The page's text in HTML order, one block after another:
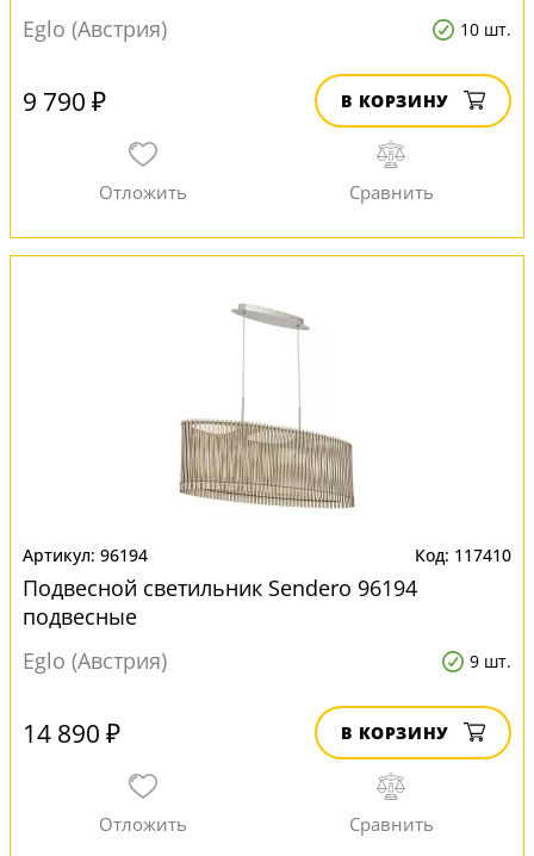
Eglo (Австрия)
10 шт.
9 790 ₽ В КОРЗИНУ
96194 117410
Подвесной светильник Sendero 96194
подвесные
Eglo (Австрия)
9 шт.
14 890 ₽ В КОРЗИНУ